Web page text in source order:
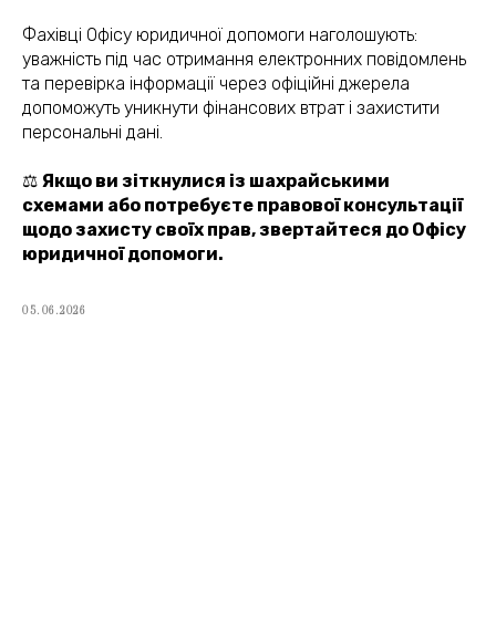
Фахівці Офісу юридичної допомоги наголошують:
уважність під час отримання електронних повідомлень
та перевірка інформації через офіційні джерела
допоможуть уникнути фінансових втрат і захистити
персональні дані.
⚖️ Якщо ви зіткнулися із шахрайськими
схемами або потребуєте правової консультації
щодо захисту своїх прав, звертайтеся до Офісу
юридичної допомоги.
05.06.2026
Договір публічної оферти
(050) 309-40-25
jur.kiev.ua@gmail.com